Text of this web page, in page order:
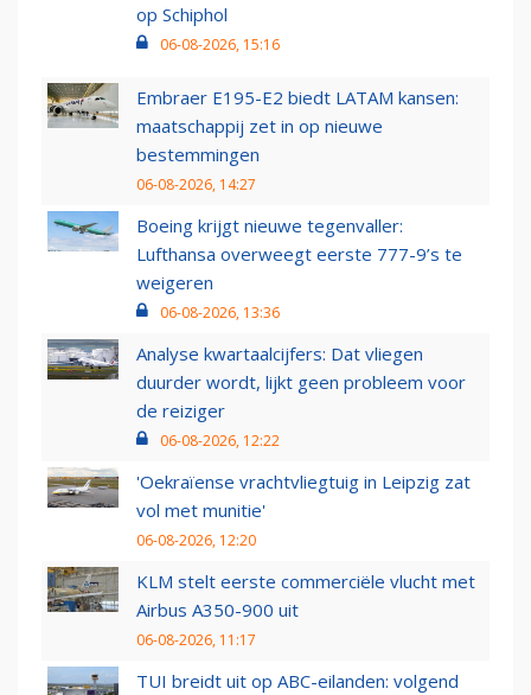
op Schiphol
06-08-2026, 15:16
Embraer E195-E2 biedt LATAM kansen:
maatschappij zet in op nieuwe
bestemmingen
06-08-2026, 14:27
Boeing krijgt nieuwe tegenvaller:
Lufthansa overweegt eerste 777-9’s te
weigeren
06-08-2026, 13:36
Analyse kwartaalcijfers: Dat vliegen
duurder wordt, lijkt geen probleem voor
de reiziger
06-08-2026, 12:22
'Oekraïense vrachtvliegtuig in Leipzig zat
vol met munitie'
06-08-2026, 12:20
KLM stelt eerste commerciële vlucht met
Airbus A350-900 uit
06-08-2026, 11:17
TUI breidt uit op ABC-eilanden: volgend